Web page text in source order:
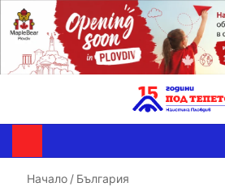
Начало / България